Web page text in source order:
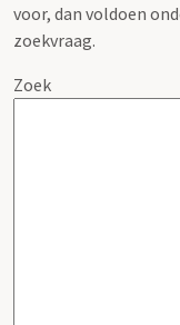
voor, dan voldoen
zoekvraag.
Zoek